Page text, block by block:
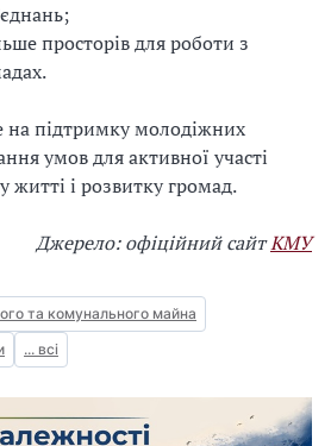
просторів для роботи з
на підтримку молодіжних
умов для активної участі
житті і розвитку громад.
Джерело: офіційний сайтКМУ
та комунального майна
... всі